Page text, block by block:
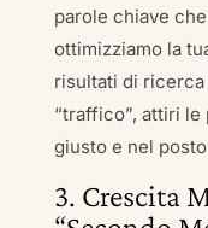
parole chiave
ottimizziamo la
risultati di
“traffico”, attiri
giusto e nel
3. Crescita